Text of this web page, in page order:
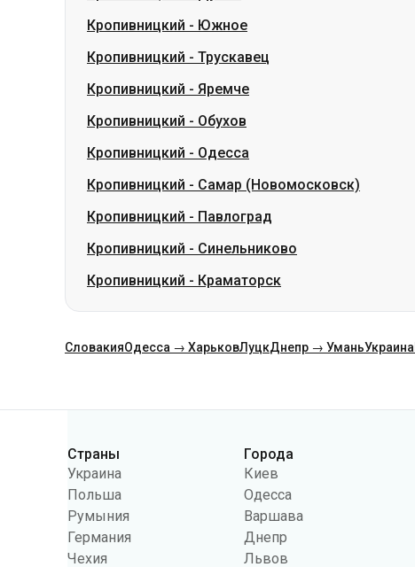
Кропивницкий - Южное
Кропивницкий - Трускавец
Кропивницкий - Яремче
Кропивницкий - Обухов
Кропивницкий - Одесса
Кропивницкий - Самар (Новомосковск)
Кропивницкий - Павлоград
Кропивницкий - Синельниково
Кропивницкий - Краматорск
СловакияОдесса → ХарьковЛуцкДнепр → УманьУкраина
Категории
Страны
Украина
Польша
Румыния
Германия
Чехия
Города
Киев
Одесса
Варшава
Днепр
Львов